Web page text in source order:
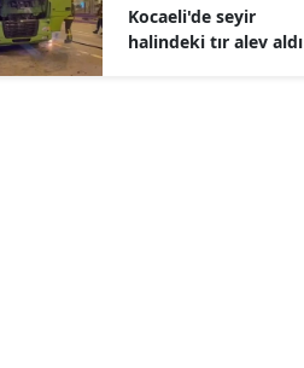
Mardin
Kocaeli'de seyir
halindeki tır alev aldı